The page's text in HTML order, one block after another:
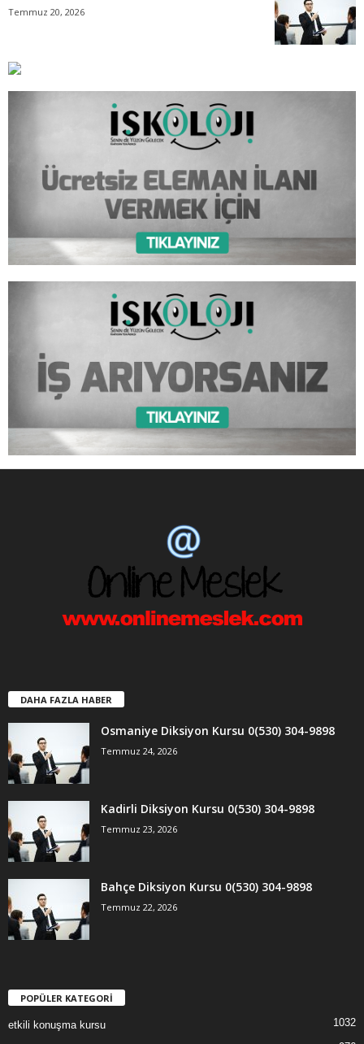
Temmuz 20, 2026
DAHA FAZLA HABER
Osmaniye Diksiyon Kursu 0(530) 304-9898
Temmuz 24, 2026
Kadirli Diksiyon Kursu 0(530) 304-9898
Temmuz 23, 2026
Bahçe Diksiyon Kursu 0(530) 304-9898
Temmuz 22, 2026
POPÜLER KATEGORİ
etkili konuşma kursu 1032